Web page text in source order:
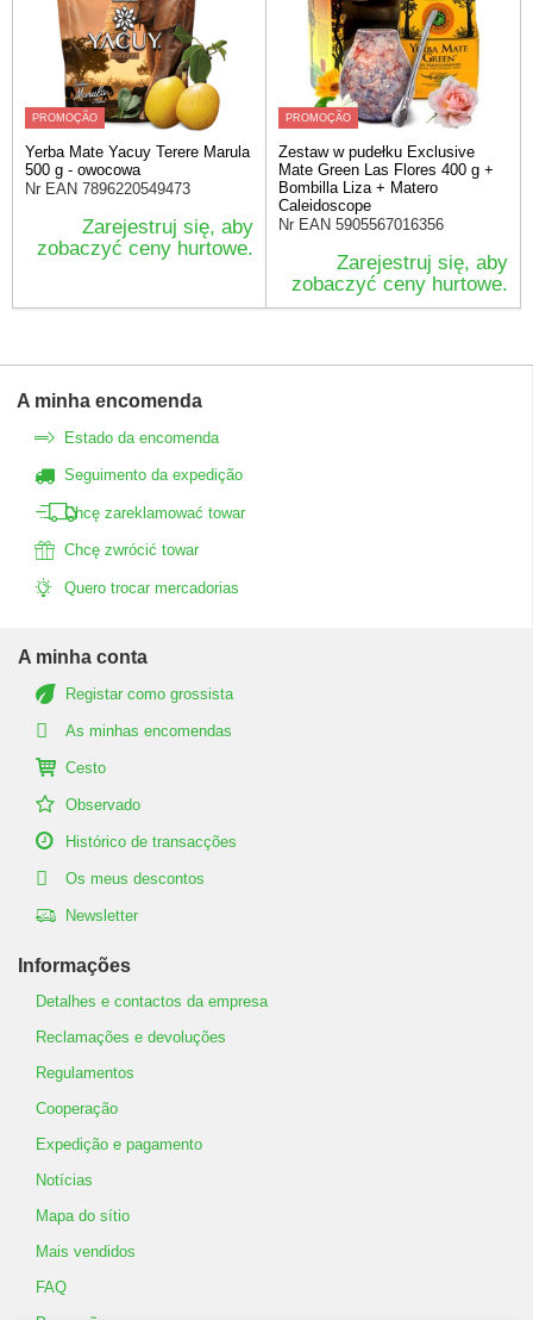
PROMOÇÃO
Yerba Mate Yacuy Terere Marula
500 g - owocowa
Nr EAN 7896220549473
Zarejestruj się, aby
zobaczyć ceny hurtowe.
PROMOÇÃO
Zestaw w pudełku Exclusive
Mate Green Las Flores 400 g +
Bombilla Liza + Matero
Caleidoscope
Nr EAN 5905567016356
Zarejestruj się, aby
zobaczyć ceny hurtowe.
A minha encomenda
Estado da encomenda
Seguimento da expedição
Chcę zareklamować towar
Chcę zwrócić towar
Quero trocar mercadorias
A minha conta
Registar como grossista
As minhas encomendas
Cesto
Observado
Histórico de transacções
Os meus descontos
Newsletter
Informações
Detalhes e contactos da empresa
Reclamações e devoluções
Regulamentos
Cooperação
Expedição e pagamento
Notícias
Mapa do sítio
Mais vendidos
FAQ